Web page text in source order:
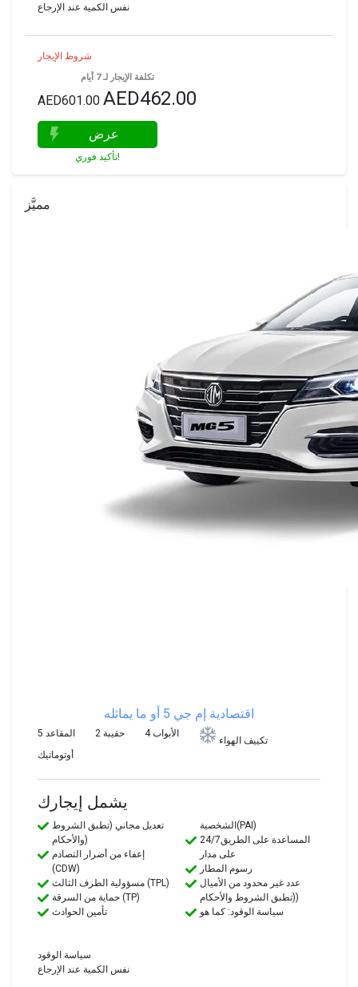
نفس الكمية عند الإرجاع
شروط الإيجار
تكلفة الإيجار لـ 7 أيام
AED601.00 AED462.00
عرض
تأكيد فوري!
مميَّز
اقتصادية إم جي 5 أو ما يماثله
5 المقاعد 2 حقيبة 4 الأبواب
تكييف الهواء
أوتوماتيك
يشمل إيجارك
تعديل مجاني (تطبق الشروط
والأحكام)
إعفاء من أضرار التصادم
(CDW)
مسؤولية الطرف الثالث (TPL)
حماية من السرقة (TP)
تأمين الحوادث
الشخصية(PAI)
24/7المساعدة على الطريق
على مدار
رسوم المطار
عدد غير محدود من الأميال
(تطبق الشروط والأحكام)
سياسة الوقود: كما هو
سياسة الوقود
نفس الكمية عند الإرجاع